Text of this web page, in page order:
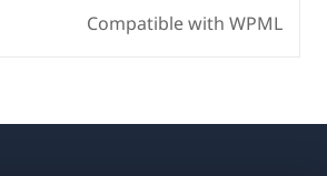
Compatible with WPML